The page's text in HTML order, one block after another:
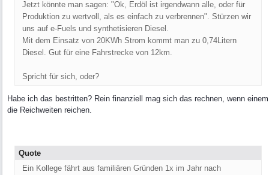
Jetzt könnte man sagen: "Ok, Erdöl ist irgendwann alle, oder für
Produktion zu wertvoll, als es einfach zu verbrennen". Stürzen wir
uns auf e-Fuels und synthetisieren Diesel.
Mit dem Einsatz von 20KWh Strom kommt man zu 0,74Litern
Diesel. Gut für eine Fahrstrecke von 12km.
Spricht für sich, oder?
Habe ich das bestritten? Rein finanziell mag sich das rechnen, wenn einem
die Reichweiten reichen.
Quote
Ein Kollege fährt aus familiären Gründen 1x im Jahr nach